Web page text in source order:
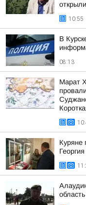
10:55
В
08:13
Марат
Куряне